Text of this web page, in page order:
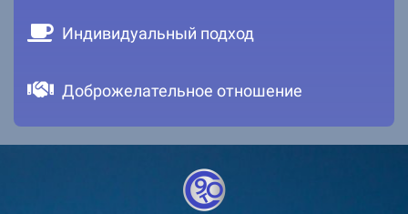
Индивидуальный подход
Доброжелательное отношение